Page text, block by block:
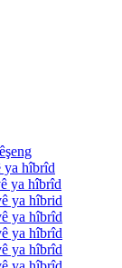
ya hîbrîd
ya hîbrîd
ya hîbrid
ya hîbrîd
ya hîbrîd
ya hîbrîd